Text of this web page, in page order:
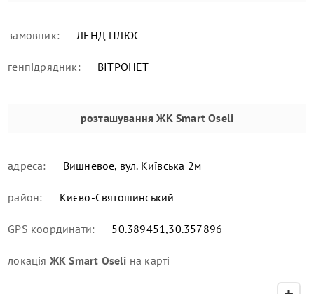
замовник: ЛЕНД ПЛЮС
генпідрядник: ВІТРОНЕТ
розташування ЖК Smart Oseli
адреса: Вишневое, вул. Київська 2м
район: Києво-Святошинський
GPS координати: 50.389451,30.357896
локація ЖК Smart Oseli на карті